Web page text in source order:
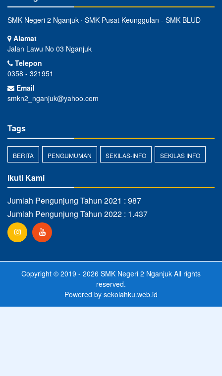
SMK Negeri 2 Nganjuk ⋅ SMK Pusat Keunggulan - SMK BLUD
Alamat
Jalan Lawu No 03 Nganjuk
Telepon
0358 - 321951
Email
smkn2_nganjuk@yahoo.com
Tags
BERITA PENGUMUMAN SEKILAS-INFO SEKILAS INFO
Ikuti Kami
Jumlah Pengunjung Tahun 2021 : 987
Jumlah Pengunjung Tahun 2022 : 1.437
Copyright © 2019 - 2026 SMK Negeri 2 Nganjuk All rights
reserved.
Powered by sekolahku.web.id